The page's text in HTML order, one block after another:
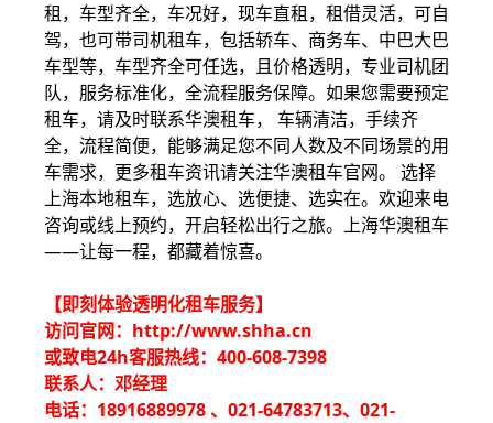
租，车型齐全，车况好，现车直租，租借灵活，可自
驾，也可带司机租车，包括轿车、商务车、中巴大巴
车型等，车型齐全可任选，且价格透明，专业司机团
队，服务标准化，全流程服务保障。如果您需要预定
租车，请及时联系华澳租车， 车辆清洁，手续齐
全，流程简便，能够满足您不同人数及不同场景的用
车需求，更多租车资讯请关注华澳租车官网。 选择
上海本地租车，选放心、选便捷、选实在。欢迎来电
咨询或线上预约，开启轻松出行之旅。上海华澳租车
——让每一程，都藏着惊喜。
【即刻体验透明化租车服务】
访问官网：http://www.shha.cn
或致电24h客服热线：400-608-7398
联系人：邓经理
电话：18916889978 、021-64783713、021-